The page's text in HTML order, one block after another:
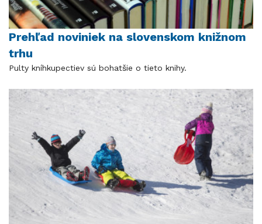
Prehľad noviniek na slovenskom knižnom
trhu
Pulty kníhkupectiev sú bohatšie o tieto knihy.